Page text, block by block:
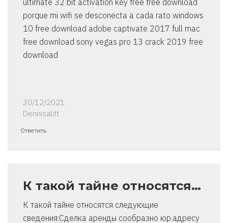
ultimate 32 bit activation key free free download
porque mi wifi se desconecta a cada rato windows
10 free download adobe captivate 2017 full mac
free download sony vegas pro 13 crack 2019 free
download
30/12/2021
Dennisalift
Ответить
К такой тайне относятся…
К такой тайне относятся следующие
сведения:Сделка аренды сообразно юр.адресу